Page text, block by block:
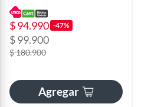
$ 94.990 -47%
$ 99.900
$ 180.900
Agregar